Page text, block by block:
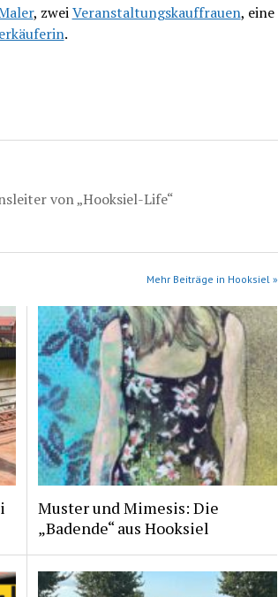
, zweiVeranstaltungskauffrauen, eine
.
von „Hooksiel-Life“
Mehr Beiträge in Hooksiel »
Muster und Mimesis: Die
„Badende“ aus Hooksiel